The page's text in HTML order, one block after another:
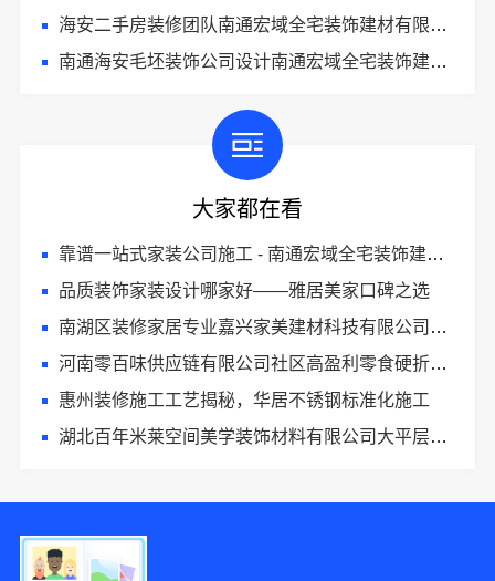
海安二手房装修团队南通宏域全宅装饰建材有限公司
南通海安毛坯装饰公司设计南通宏域全宅装饰建材有限公司
大家都在看
靠谱一站式家装公司施工 - 南通宏域全宅装饰建材有限公司
品质装饰家装设计哪家好——雅居美家口碑之选
南湖区装修家居专业嘉兴家美建材科技有限公司匠心打造品质家
河南零百味供应链有限公司社区高盈利零食硬折扣全域盈利
惠州装修施工工艺揭秘，华居不锈钢标准化施工
湖北百年米莱空间美学装饰材料有限公司大平层设计装修实景